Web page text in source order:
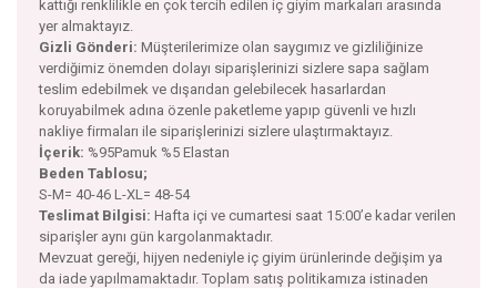
kattığı renklilikle en çok tercih edilen iç giyim markaları arasında
yer almaktayız.
Gizli Gönderi: Müşterilerimize olan saygımız ve gizliliğinize
verdiğimiz önemden dolayı siparişlerinizi sizlere sapa sağlam
teslim edebilmek ve dışarıdan gelebilecek hasarlardan
koruyabilmek adına özenle paketleme yapıp güvenli ve hızlı
nakliye firmaları ile siparişlerinizi sizlere ulaştırmaktayız.
İçerik: %95Pamuk %5 Elastan
Beden Tablosu;
S-M= 40-46 L-XL= 48-54
Teslimat Bilgisi: Hafta içi ve cumartesi saat 15:00’e kadar verilen
siparişler aynı gün kargolanmaktadır.
Mevzuat gereği, hijyen nedeniyle iç giyim ürünlerinde değişim ya
da iade yapılmamaktadır. Toplam satış politikamıza istinaden